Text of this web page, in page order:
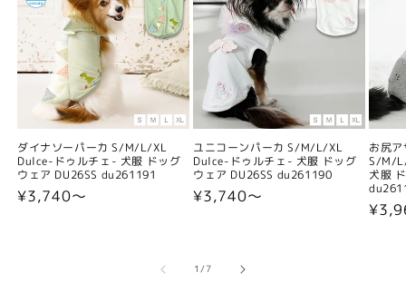
ダイナソーパーカ S/M/L/XL
Dulce-ドゥルチェ- 犬服 ドッグ
ウェア DU26SS du261191
通
¥3,740〜
ユニコーンパーカ S/M/L/XL
Dulce-ドゥルチェ- 犬服 ドッグ
ウェア DU26SS du261190
通
¥3,740〜
お尻
S/M/
犬服
通
1/の
7